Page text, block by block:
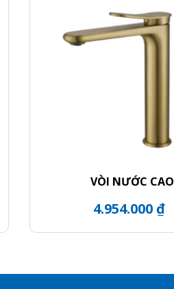
VÒI NƯỚC CAO
4.954.000 ₫